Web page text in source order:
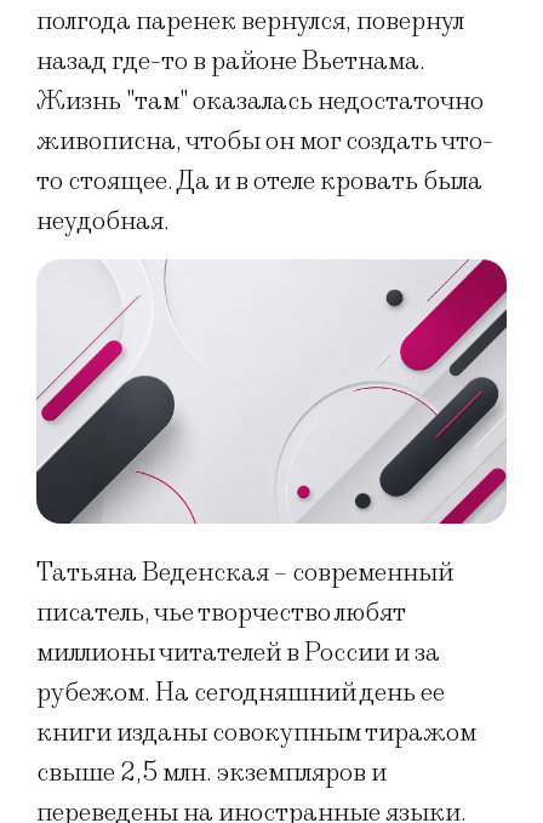
полгода паренек вернулся, повернул
назад где-то в районе Вьетнама.
Жизнь "там" оказалась недостаточно
живописна, чтобы он мог создать что-
то стоящее. Да и в отеле кровать была
неудобная.
Татьяна Веденская – современный
писатель, чье творчество любят
миллионы читателей в России и за
рубежом. На сегодняшний день ее
книги изданы совокупным тиражом
свыше 2,5 млн. экземпляров и
переведены на иностранные языки.